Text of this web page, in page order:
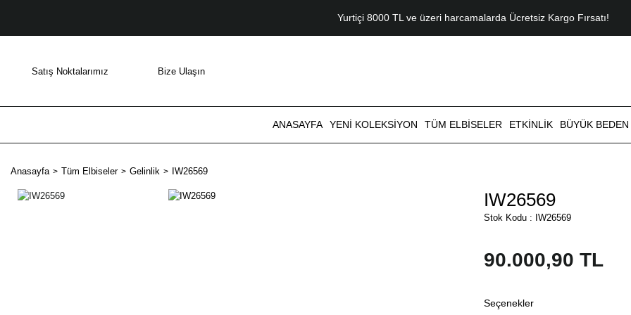
Yurtiçi 8000 TL ve üzeri harcamalarda Ücretsiz Kargo Fırsatı!
Satış Noktalarımız Bize Ulaşın
ANASAYFA YENI KOLEKSIYON TÜM ELBISELER ETKINLIK BÜYÜK BEDEN
Anasayfa Tüm Elbiseler Gelinlik IW26569
IW26569
Stok Kodu : IW26569
90.000,90 TL
Seçenekler